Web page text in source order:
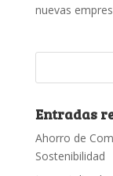
nuevas
Entradas
Ahorro de
Sostenibilidad